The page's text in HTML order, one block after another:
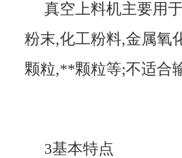
真空上料机主要用
粉末,化工粉料,金属氧
颗粒,**颗粒等;不适合
3基本特点